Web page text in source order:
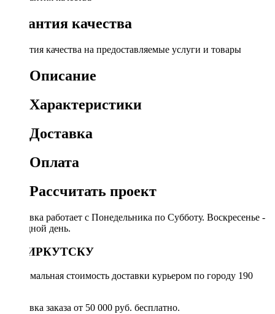
Гарантия качества
Гарантия качества на предоставляемые услуги и товары
Описание
Характеристики
Доставка
Оплата
Рассчитать проект
Доставка работает с Понедельника по Субботу. Воскресенье -
выходной день.
ПО ИРКУТСКУ
Минимальная стоимость доставки курьером по городу 190
Доставка заказа от 50 000 руб. бесплатно.